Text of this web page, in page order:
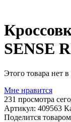
SENSE
Этого товара нет
Мне нравится
231 просмотра
Артикул: 409563
Поделится